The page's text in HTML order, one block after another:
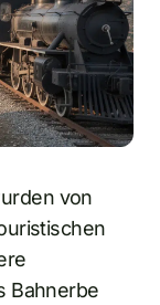
von
Bahnerbe